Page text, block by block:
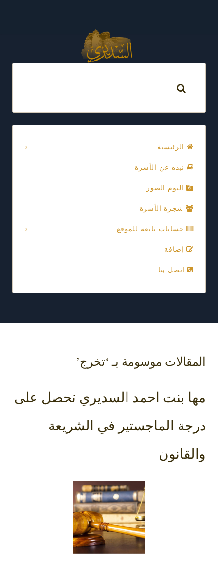
الرئيسية
نبذه عن الأسرة
البوم الصور
شجرة الأسرة
حسابات تابعه للموقع
إضافة
اتصل بنا
المقالات موسومة بـ ‘تخرج’
مها بنت احمد السديري تحصل على
درجة الماجستير في الشريعة
والقانون